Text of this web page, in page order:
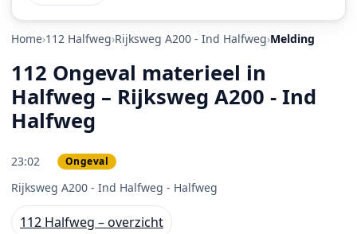
Home 112 Halfweg Rijksweg A200 - Ind Halfweg Melding
112 Ongeval materieel in
Halfweg – Rijksweg A200 - Ind
Halfweg
23:02 Ongeval
Rijksweg A200 - Ind Halfweg - Halfweg
112 Halfweg – overzicht